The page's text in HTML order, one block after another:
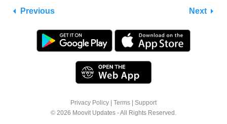
Previous Next
Privacy Policy | Terms | Support
© 2026 Moovit Updates - All Rights Reserved.